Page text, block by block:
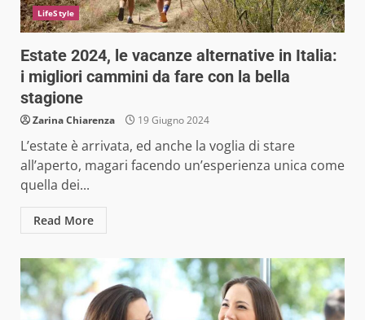
LifeStyle
Estate 2024, le vacanze alternative in Italia:
i migliori cammini da fare con la bella
stagione
Zarina Chiarenza 19 Giugno 2024
L’estate è arrivata, ed anche la voglia di stare
all’aperto, magari facendo un’esperienza unica come
quella dei...
Read More